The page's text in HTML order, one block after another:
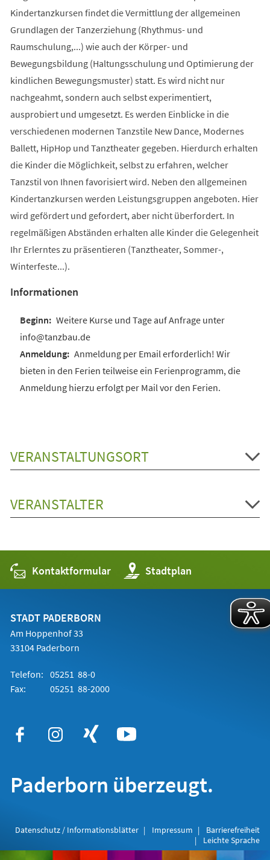
Kindertanzkursen findet die Vermittlung der allgemeinen
Grundlagen der Tanzerziehung (Rhythmus- und
Raumschulung,...) wie auch der Körper- und
Bewegungsbildung (Haltungsschulung und Optimierung der
kindlichen Bewegungsmuster) statt. Es wird nicht nur
nachgeahmt, sondern auch selbst experimentiert,
ausprobiert und umgesetzt. Es werden Einblicke in die
verschiedenen modernen Tanzstile New Dance, Modernes
Ballett, HipHop und Tanztheater gegeben. Hierdurch erhalten
die Kinder die Möglichkeit, selbst zu erfahren, welcher
Tanzstil von Ihnen favorisiert wird. Neben den allgemeinen
Kindertanzkursen werden Leistungsgruppen angeboten. Hier
wird gefördert und gefordert, aber nicht überfordert. In
regelmäßigen Abständen erhalten alle Kinder die Gelegenheit
Ihr Erlerntes zu präsentieren (Tanztheater, Sommer-,
Winterfeste...).
Informationen
Weitere Kurse und Tage auf Anfrage unter
info@tanzbau.de
Anmeldung per Email erforderlich! Wir
bieten in den Ferien teilweise ein Ferienprogramm, die
Anmeldung hierzu erfolgt per Mail vor den Ferien.
VERANSTALTUNGSORT
VERANSTALTER
Kontaktformular Stadtplan
(Öffnet
in
einem
STADT PADERBORN
Am Hoppenhof 33
33104 Paderborn
Telefon: 05251 88-0
Fax:
05251 88-2000
Paderborn überzeugt.
Datenschutz / Informationsblätter Impressum
Barrierefreiheit
Leichte Sprache